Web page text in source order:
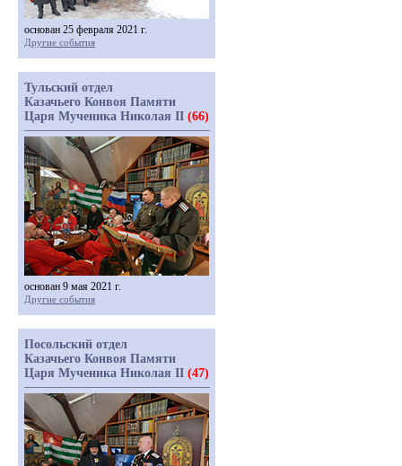
основан 25 февраля 2021 г.
Другие события
Тульский отдел
Казачьего Конвоя Памяти
Царя Мученика Николая II (66)
основан 9 мая 2021 г.
Другие события
Посольский отдел
Казачьего Конвоя Памяти
Царя Мученика Николая II (47)